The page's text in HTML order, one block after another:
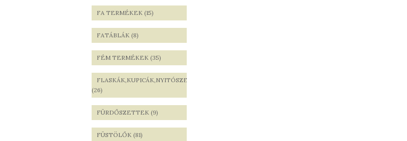
FA TERMÉKEK (15)
FATÁBLÁK (8)
FÉM TERMÉKEK (35)
FLASKÁK,KUPICÁK,NYITÓSZETTEK
(26)
FÜRDŐSZETTEK (9)
FÜSTÖLŐK (81)